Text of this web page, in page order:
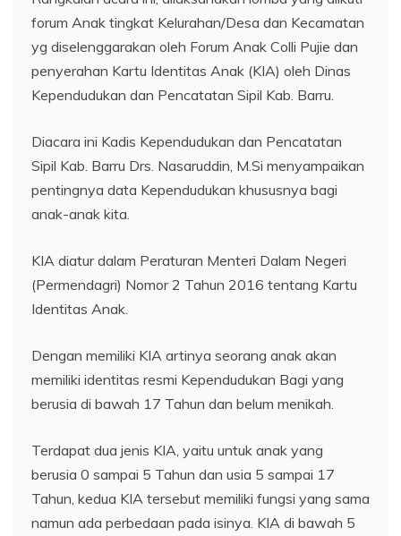
forum Anak tingkat Kelurahan/Desa dan Kecamatan
yg diselenggarakan oleh Forum Anak Colli Pujie dan
penyerahan Kartu Identitas Anak (KIA) oleh Dinas
Kependudukan dan Pencatatan Sipil Kab. Barru.
Diacara ini Kadis Kependudukan dan Pencatatan
Sipil Kab. Barru Drs. Nasaruddin, M.Si menyampaikan
pentingnya data Kependudukan khususnya bagi
anak-anak kita.
KIA diatur dalam Peraturan Menteri Dalam Negeri
(Permendagri) Nomor 2 Tahun 2016 tentang Kartu
Identitas Anak.
Dengan memiliki KIA artinya seorang anak akan
memiliki identitas resmi Kependudukan Bagi yang
berusia di bawah 17 Tahun dan belum menikah.
Terdapat dua jenis KIA, yaitu untuk anak yang
berusia 0 sampai 5 Tahun dan usia 5 sampai 17
Tahun, kedua KIA tersebut memiliki fungsi yang sama
namun ada perbedaan pada isinya. KIA di bawah 5